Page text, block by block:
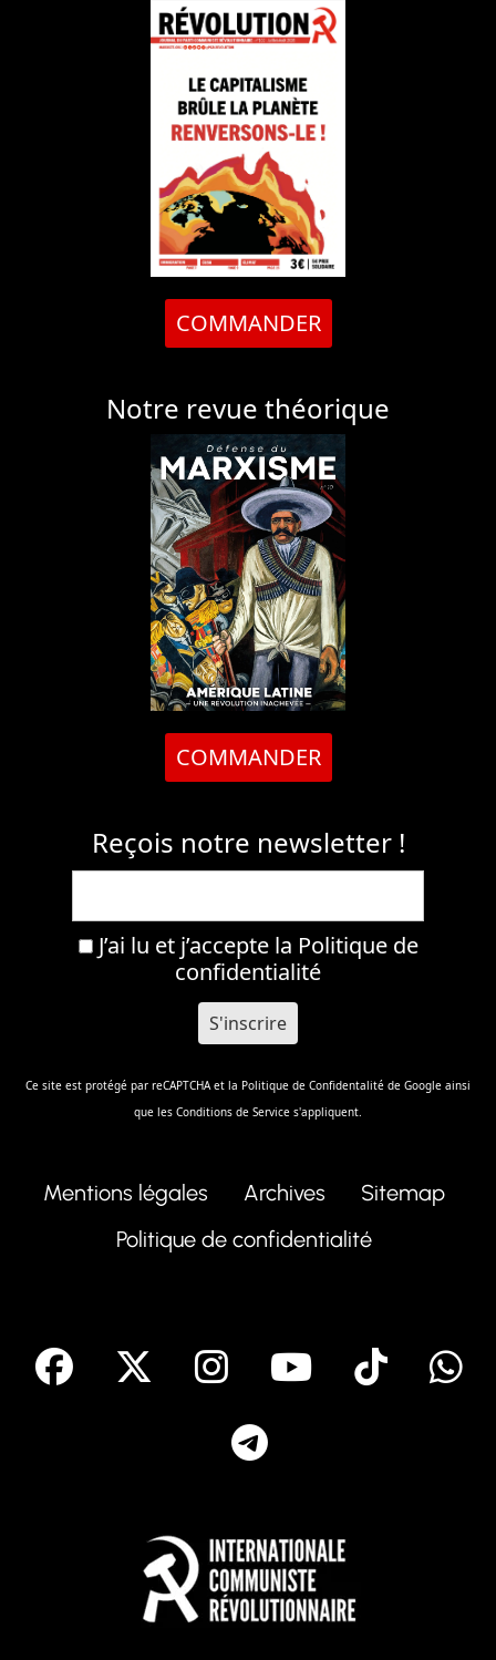
COMMANDER
Notre revue théorique
COMMANDER
Reçois notre newsletter !
J’ai lu et j’accepte la Politique de
confidentialité
Ce site est protégé par reCAPTCHA et la Politique de Confidentalité de Google ainsi
que les Conditions de Service s'appliquent.
Mentions légales Archives
Sitemap
Politique de confidentialité
facebook Instagram
Youtube
Tik